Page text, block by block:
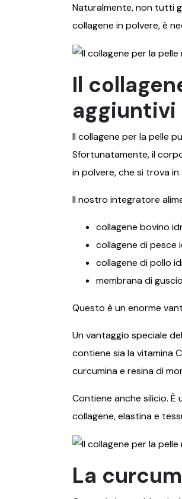
Naturalmente, non tutti
collagene in polvere, è
Il
aggiuntivi
Il collagene per la pelle
Sfortunatamente, il
in polvere, che si trova
Il nostro integratore
collagene bovino
collagene di pesce
collagene di pollo
membrana di
Questo è un enorme
Un vantaggio speciale
contiene sia la vitamina
curcumina e resina di
Contiene anche silicio.
collagene, elastina e
La